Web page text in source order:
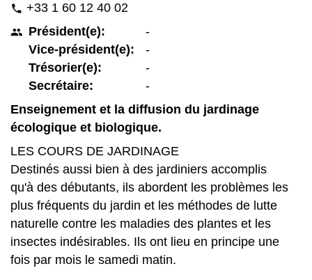
phone +33 1 60 12 40 02
people Président(e):
Vice-président(e):
Trésorier(e):
Secrétaire:
-
-
-
-
Enseignement et la diffusion du jardinage
écologique et biologique.
LES COURS DE JARDINAGE
Destinés aussi bien à des jardiniers accomplis
qu'à des débutants, ils abordent les problèmes les
plus fréquents du jardin et les méthodes de lutte
naturelle contre les maladies des plantes et les
insectes indésirables. Ils ont lieu en principe une
fois par mois le samedi matin.